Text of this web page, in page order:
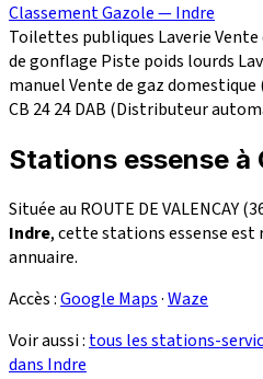
Classement Gazole — Indre
Toilettes publiques Laverie
de gonflage Piste poids lourds
manuelVente de gaz
CB 2424DAB (Distributeur
Stations essense à
Située au ROUTE DE VALENCAY
Indre, cette stations essense est
annuaire.
Accès :Google Maps·Waze
Voir aussi : tous les stations-
dans Indre